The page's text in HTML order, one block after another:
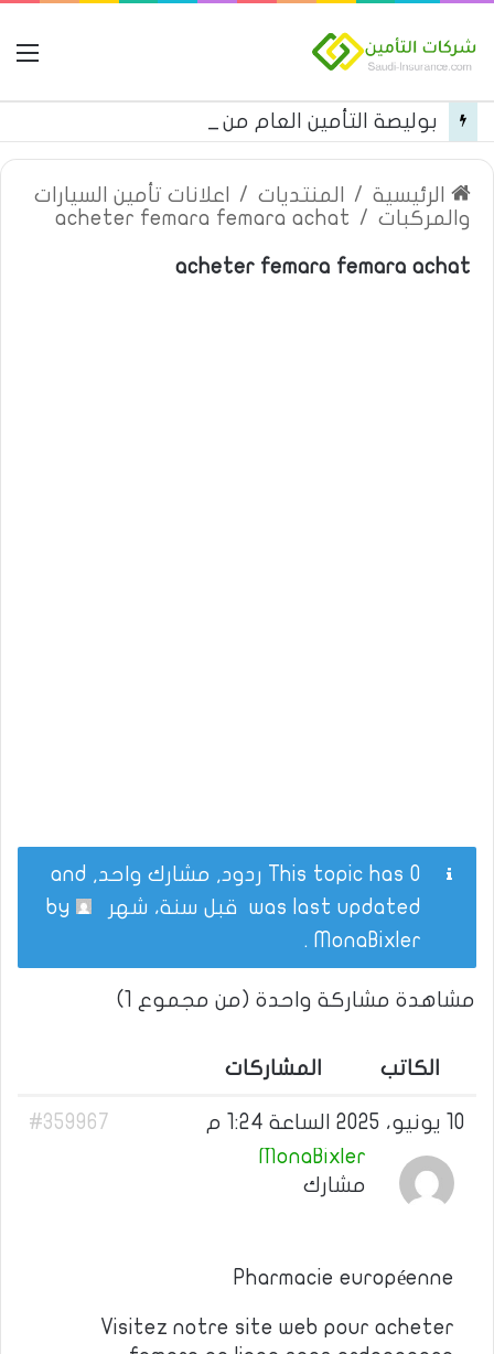
الرئيسية / المنتديات /
اعلانات تأمين السيارات
والمركبات /
acheter femara femara achat
acheter femara femara achat
This topic has 0 ردود, مشارك واحد, and
was last updated قبل سنة، شهر
MonaBixler
.
مشاهدة مشاركة واحدة (من مجموع 1)
الكاتب المشاركات
10 يونيو، 2025 الساعة 1:24 م
#359967
MonaBixler
مشارك
Pharmacie européenne
Visitez notre site web pour acheter